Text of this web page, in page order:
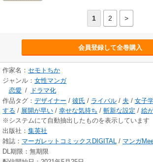
1 2 >
会員登録して全巻購入
作家名： セモトちか
ジャンル： 女性マンガ
恋愛 /
ドラマ化
作品タグ： デザイナー / 彼氏 / ライバル / 夫 / 女子
する / 展開が早い / 幸せな気持ち / 斬新な設定 / 絵
※システムにて自動抽出したものを表示しています
出版社： 集英社
雑誌： マーガレットコミックスDIGITAL / マンガ
DL期限：無期限